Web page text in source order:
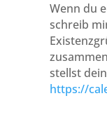
Wenn du
schreib
stellst
https://